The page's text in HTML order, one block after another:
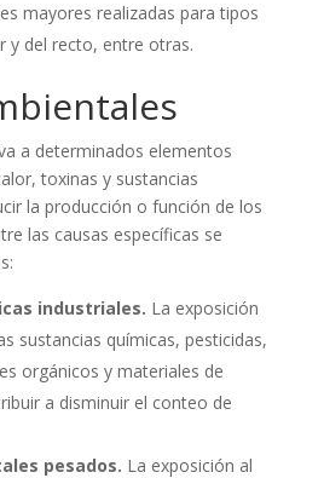
mayores realizadas para tipos
y del recto, entre otras.
a determinados elementos
toxinas y sustancias
la producción o función de los
las causas específicas se
industriales. La exposición
sustancias químicas, pesticidas,
orgánicos y materiales de
a disminuir el conteo de
pesados. La exposición al